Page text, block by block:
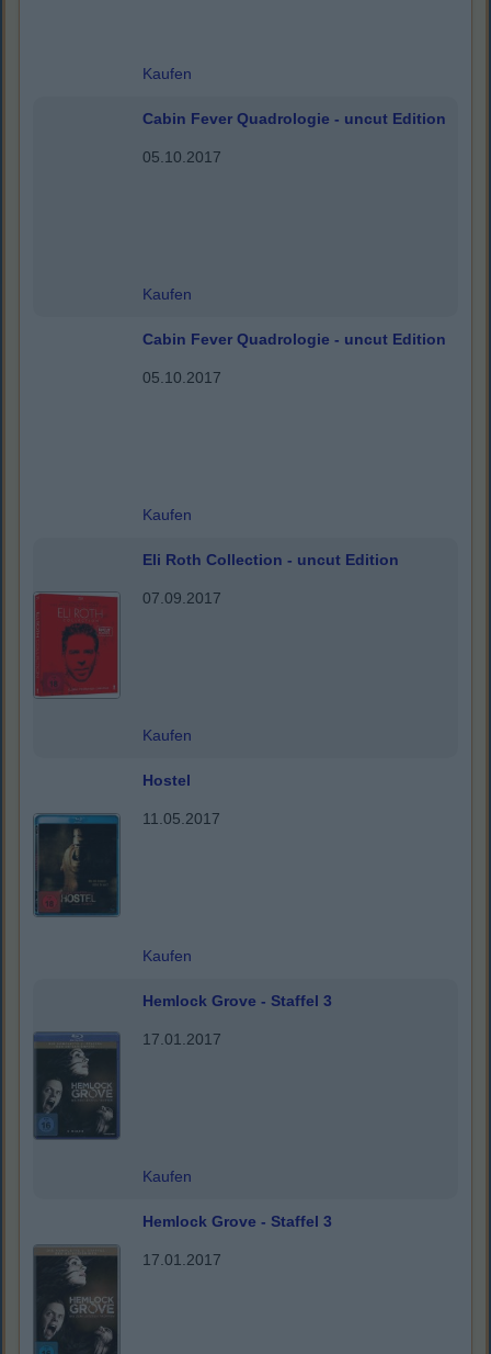
Kaufen
Cabin Fever Quadrologie - uncut Edition
05.10.2017
Kaufen
Cabin Fever Quadrologie - uncut Edition
05.10.2017
Kaufen
Eli Roth Collection - uncut Edition
07.09.2017
Kaufen
Hostel
11.05.2017
Kaufen
Hemlock Grove - Staffel 3
17.01.2017
Kaufen
Hemlock Grove - Staffel 3
17.01.2017